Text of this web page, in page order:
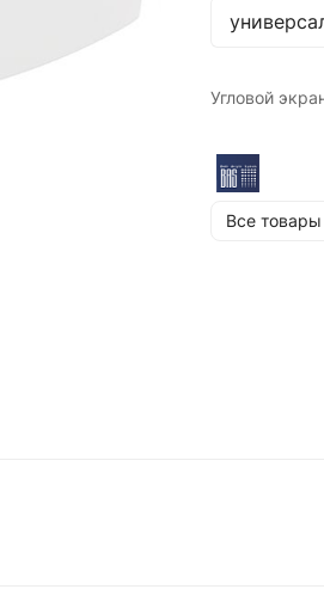
Угловой
Все товары